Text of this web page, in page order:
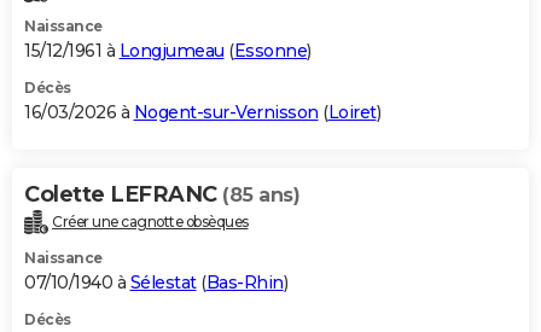
Naissance
15/12/1961 à Longjumeau (Essonne)
Décès
16/03/2026 à Nogent-sur-Vernisson (Loiret)
Colette LEFRANC (85 ans)
Créer une cagnotte obsèques
Naissance
07/10/1940 à Sélestat(Bas-Rhin)
Décès